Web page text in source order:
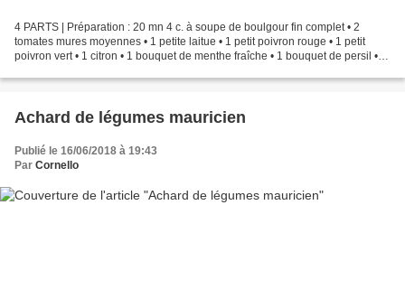
4 PARTS | Préparation : 20 mn 4 c. à soupe de boulgour fin complet • 2
tomates mures moyennes • 1 petite laitue • 1 petit poivron rouge • 1 petit
poivron vert • 1 citron • 1 bouquet de menthe fraîche • 1 bouquet de persil • 1
Achard de légumes mauricien
Publié le 16/06/2018 à 19:43
Par Cornello